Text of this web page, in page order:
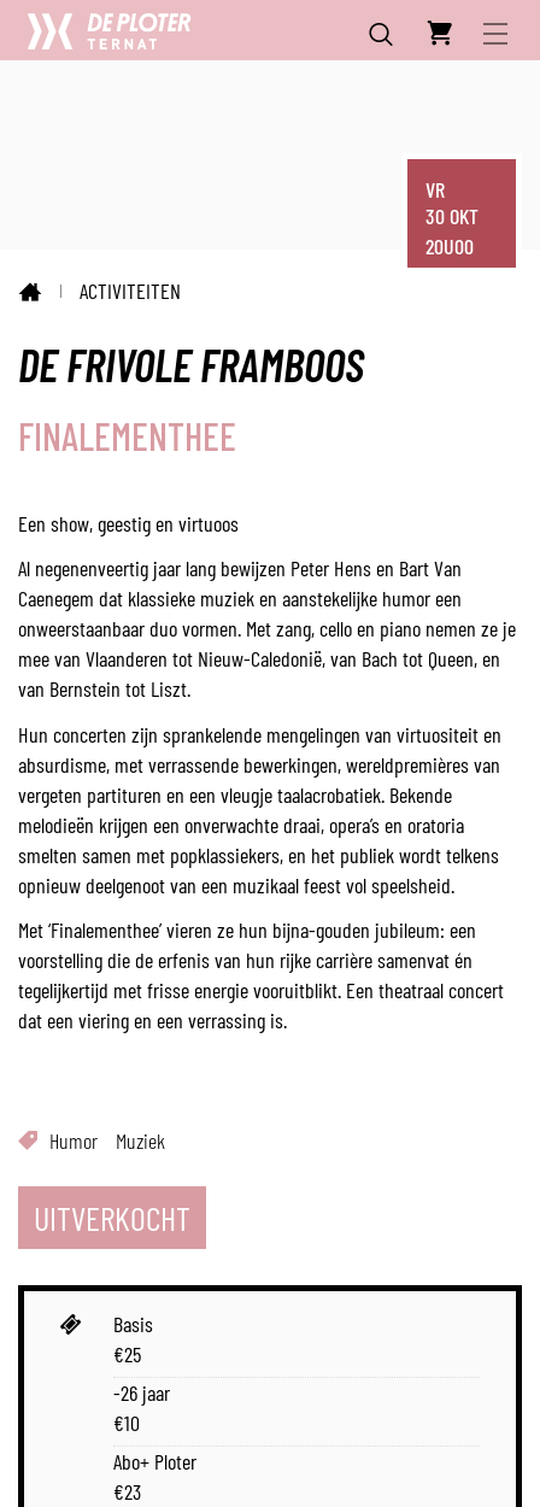
CC
De
MENU
VR
30 OKT
20U00
ACTIVITEITEN
DE FRIVOLE FRAMBOOS
FINALEMENTHEE
Een show, geestig en virtuoos
Al negenenveertig jaar lang bewijzen Peter Hens en Bart Van
Caenegem dat klassieke muziek en aanstekelijke humor een
onweerstaanbaar duo vormen. Met zang, cello en piano nemen ze je
mee van Vlaanderen tot Nieuw-Caledonië, van Bach tot Queen, en
van Bernstein tot Liszt.
Hun concerten zijn sprankelende mengelingen van virtuositeit en
absurdisme, met verrassende bewerkingen, wereldpremières van
vergeten partituren en een vleugje taalacrobatiek. Bekende
melodieën krijgen een onverwachte draai, opera’s en oratoria
smelten samen met popklassiekers, en het publiek wordt telkens
opnieuw deelgenoot van een muzikaal feest vol speelsheid.
Met ‘Finalementhee’ vieren ze hun bijna-gouden jubileum: een
voorstelling die de erfenis van hun rijke carrière samenvat én
tegelijkertijd met frisse energie vooruitblikt. Een theatraal concert
dat een viering en een verrassing is.
Humor Muziek
UITVERKOCHT
PrijsBasis
€25
-26 jaar
€10
Abo+ Ploter
€23